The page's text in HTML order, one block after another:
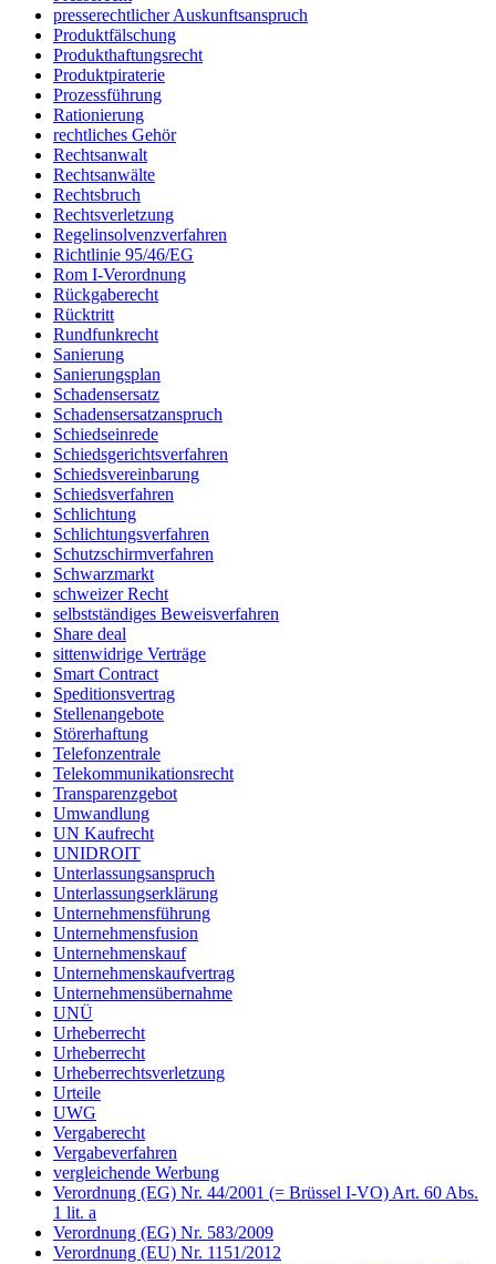
presserechtlicher Auskunftsanspruch
Produktfälschung
Produkthaftungsrecht
Produktpiraterie
Prozessführung
Rationierung
rechtliches Gehör
Rechtsanwalt
Rechtsanwälte
Rechtsbruch
Rechtsverletzung
Regelinsolvenzverfahren
Richtlinie 95/46/EG
Rom I-Verordnung
Rückgaberecht
Rücktritt
Rundfunkrecht
Sanierung
Sanierungsplan
Schadensersatz
Schadensersatzanspruch
Schiedseinrede
Schiedsgerichtsverfahren
Schiedsvereinbarung
Schiedsverfahren
Schlichtung
Schlichtungsverfahren
Schutzschirmverfahren
Schwarzmarkt
schweizer Recht
selbstständiges Beweisverfahren
Share deal
sittenwidrige Verträge
Smart Contract
Speditionsvertrag
Stellenangebote
Störerhaftung
Telefonzentrale
Telekommunikationsrecht
Transparenzgebot
Umwandlung
UN Kaufrecht
UNIDROIT
Unterlassungsanspruch
Unterlassungserklärung
Unternehmensführung
Unternehmensfusion
Unternehmenskauf
Unternehmenskaufvertrag
Unternehmensübernahme
UNÜ
Urheberrecht
Urheberrecht
Urheberrechtsverletzung
Urteile
UWG
Vergaberecht
Vergabeverfahren
vergleichende Werbung
Verordnung (EG) Nr. 44/2001 (= Brüssel I-VO) Art. 60 Abs.
1 lit. a
Verordnung (EG) Nr. 583/2009
Verordnung (EU) Nr. 1151/2012